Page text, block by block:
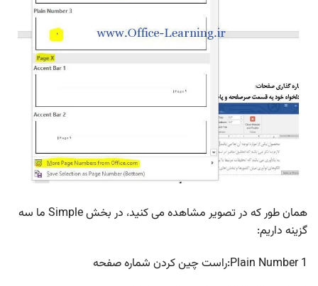
همان طور که در تصویر مشاهده می کنید، در بخش Simple ما سه
گزینه داریم:
Plain Number 1:راست چین کردن شماره صفحه